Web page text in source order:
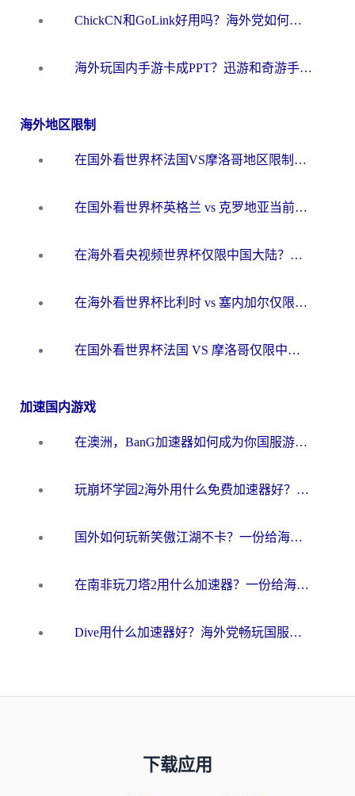
ChickCN和GoLink好用吗？海外党如何选对回国加速器
海外玩国内手游卡成PPT？迅游和奇游手游哪个好？一篇讲透回国加速器怎么选
海外地区限制
在国外看世界杯法国VS摩洛哥地区限制？这篇指南让你流畅看中文解说无压力
在国外看世界杯英格兰 vs 克罗地亚当前地区不可播放？这篇指南帮你搞定所有海外观赛难题
在海外看央视频世界杯仅限中国大陆？这篇指南帮你解锁中文解说+无卡顿直播
在海外看世界杯比利时 vs 塞内加尔仅限中国大陆？我找到了最流畅的中文解说之路
在国外看世界杯法国 VS 摩洛哥仅限中国大陆？海外党这样看中文解说赛事不卡顿
加速国内游戏
在澳洲，BanG加速器如何成为你国服游戏的“时光机”？
玩崩坏学园2海外用什么免费加速器好？2026海外党亲测国服游戏加速指南
国外如何玩新笑傲江湖不卡？一份给海外游子的终极网络指南
在南非玩刀塔2用什么加速器？一份给海外游子的终极生存指南
Dive用什么加速器好？海外党畅玩国服游戏的终极避坑指南
下载应用